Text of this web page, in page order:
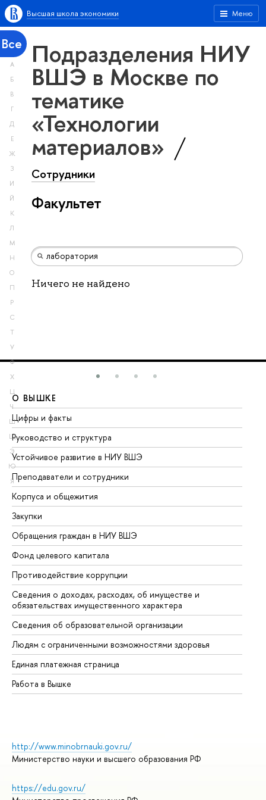
Меню
Высшая школа экономики
Все
А
Б
В
Г
Д
Е
Ж
З
И
Й
К
Л
М
Н
О
П
Р
С
Т
У
Ф
Х
Ц
Ч
Ш
Щ
Э
Ю
Я
Подразделения НИУ
ВШЭ в Москве по
тематике
«Технологии
материалов»
Сотрудники
Факультет
Ничего не найдено
О ВЫШКЕ
Цифры и факты
Руководство и структура
Устойчивое развитие в НИУ ВШЭ
Преподаватели и сотрудники
Корпуса и общежития
Закупки
Обращения граждан в НИУ ВШЭ
Фонд целевого капитала
Противодействие коррупции
Сведения о доходах, расходах, об имуществе и
обязательствах имущественного характера
Сведения об образовательной организации
Людям с ограниченными возможностями здоровья
Единая платежная страница
Работа в Вышке
http://www.minobrnauki.gov.ru/
Министерство науки и высшего образования РФ
https://edu.gov.ru/